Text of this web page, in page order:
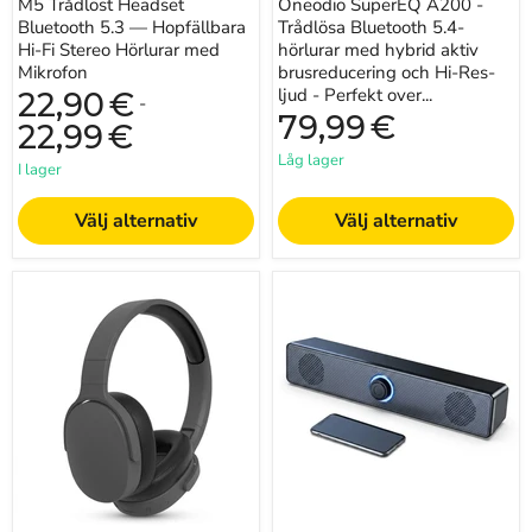
M5 Trådlöst Headset
Bluetooth 5.3 — Hopfällbara
Hi-Fi Stereo Hörlurar med
Mikrofon
22,90€ -
22,99€
I lager
Välj alternativ
Perfekt
over-
ear
headset
med
6-
mikrofon
AI
för
akustiska
entusiaster
Oneodio SuperEQ A200 -
Trådlösa Bluetooth 5.4-
hörlurar med hybrid aktiv
brusreducering och Hi-Res-
ljud - Perfekt over...
79,99€
Låg lager
Välj alternativ
gaminghörlurar
trådbundna/trådlösa,
brusreducering
(iPhone
Bluetooth
och
trådad